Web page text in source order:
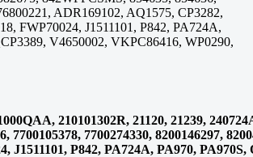
ADR169102, AQ1575, CP3282,
FWP70024, J1511101, P842, PA724A,
V4650002, VKPC86416, WP0290,
210101302R, 21120, 21239,
7700105378, 7700274330, 8200146297,
P842, PA724A, PA970, PA970S,